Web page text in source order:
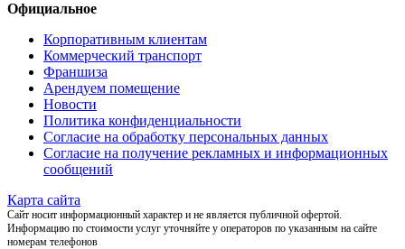
Официальное
Корпоративным клиентам
Коммерческий транспорт
Франшиза
Арендуем помещение
Новости
Политика конфиденциальности
Согласие на обработку персональных данных
Согласие на получение рекламных и информационных
сообщений
Карта сайта
Сайт носит информационный характер и не является публичной офертой.
Информацию по стоимости услуг уточняйте у операторов по указанным на сайте
номерам телефонов